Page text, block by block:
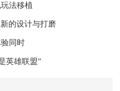
法移植
的设计与打磨
同时
英雄联盟”